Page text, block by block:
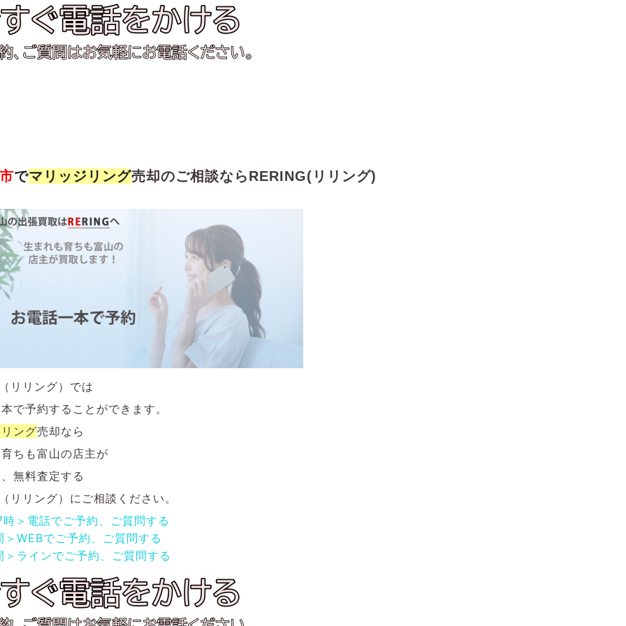
でマリッジリング売却のご相談ならRERING(リリング)
リリング）では
で予約することができます。
ング売却なら
ちも富山の店主が
無料査定する
リリング）にご相談ください。
時＞電話でご予約、ご質問する
WEBでご予約、ご質問する
ラインでご予約、ご質問する